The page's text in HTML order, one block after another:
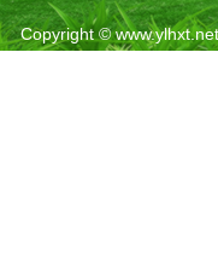
Copyright ©